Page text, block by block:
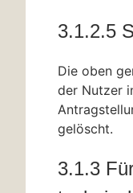
3.1.2.5
Die oben
der Nutzer
gelöscht.
3.1.3